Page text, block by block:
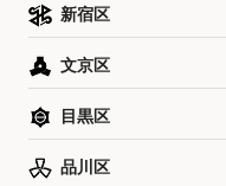
新宿区
文京区
目黒区
品川区